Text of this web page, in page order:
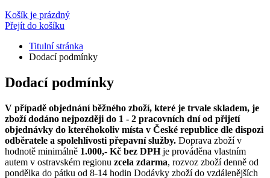
Košík je prázdný
Přejít do košíku
Titulní stránka
Dodací podmínky
Dodací podmínky
V případě objednání běžného zboží, které je trvale skladem, je
zboží dodáno nejpozději do 1 - 2 pracovních dní od přijetí
objednávky do kteréhokoliv místa v České republice dle dispozi
odběratele a spolehlivosti přepavní služby. Doprava zboží v
hodnotě minimálně 1.000,- Kč bez DPHje prováděna vlastním
autem v ostravském regionu zcela zdarma, rozvoz zboží denně od
pondělka do pátku od 8-14 hodin Dodávky zboží do vzdálenějších